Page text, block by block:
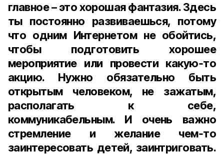
главное – это хорошая фантазия. Здесь
ты постоянно развиваешься, потому
что одним Интернетом не обойтись,
чтобы подготовить хорошее
мероприятие или провести какую‑то
акцию. Нужно обязательно быть
открытым человеком, не зажатым,
располагать к себе,
коммуникабельным. И очень важно
стремление и желание чем‑то
заинтересовать детей, заинтриговать.